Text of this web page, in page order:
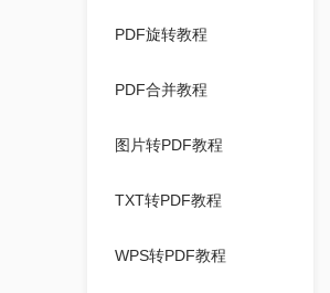
PDF旋转教程
PDF合并教程
图片转PDF教程
TXT转PDF教程
WPS转PDF教程